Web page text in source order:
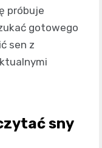
próbuje
gotowego
sen z
sny